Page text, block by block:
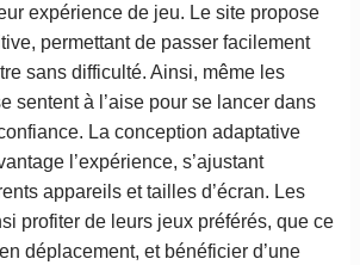
expérience de jeu. Le site propose
permettant de passer facilement
sans difficulté. Ainsi, même les
sentent à l’aise pour se lancer dans
La conception adaptative
l’expérience, s’ajustant
appareils et tailles d’écran. Les
profiter de leurs jeux préférés, que ce
déplacement, et bénéficier d’une